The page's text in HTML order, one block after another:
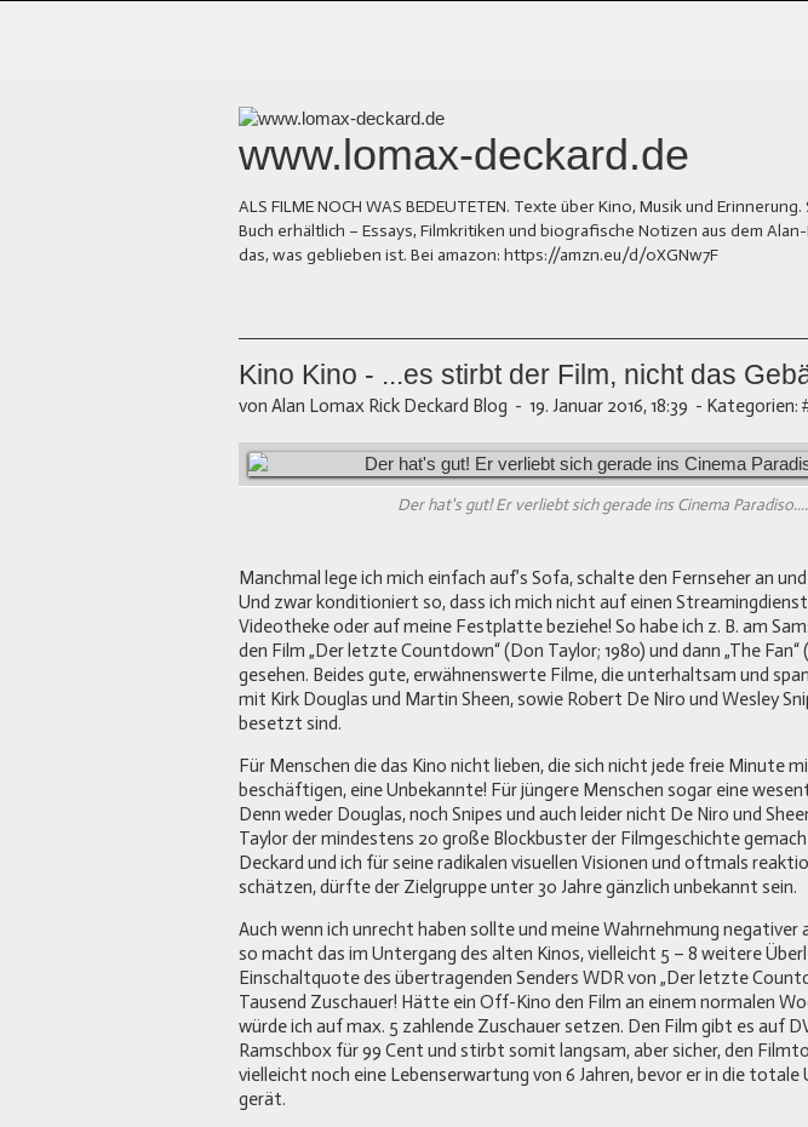
www.lomax-deckard.de
ALS FILME NOCH WAS BEDEUTETEN. Texte über Kino, Musik und
Buch erhältlich – Essays, Filmkritiken und biografische Notizen aus dem
das, was geblieben ist. Bei amazon: https://amzn.eu/d/0XGNw7F
Kino Kino - ...es stirbt der Film, nicht das
von Alan Lomax Rick Deckard Blog - 19. Januar 2016, 18:39 - Kategorien:
Der hat's gut! Er verliebt sich gerade ins Cinema Paradiso....
Manchmal lege ich mich einfach auf’s Sofa, schalte den Fernseher an
Und zwar konditioniert so, dass ich mich nicht auf einen
Videotheke oder auf meine Festplatte beziehe! So habe ich z. B. am
den Film „Der letzte Countdown“ (Don Taylor; 1980) und dann „The Fan“
gesehen. Beides gute, erwähnenswerte Filme, die unterhaltsam und
mit Kirk Douglas und Martin Sheen, sowie Robert De Niro und Wesley
besetzt sind.
Für Menschen die das Kino nicht lieben, die sich nicht jede freie Minute
beschäftigen, eine Unbekannte! Für jüngere Menschen sogar eine
Denn weder Douglas, noch Snipes und auch leider nicht De Niro und
Taylor der mindestens 20 große Blockbuster der Filmgeschichte
Deckard und ich für seine radikalen visuellen Visionen und oftmals
schätzen, dürfte der Zielgruppe unter 30 Jahre gänzlich unbekannt sein.
Auch wenn ich unrecht haben sollte und meine Wahrnehmung negativer
so macht das im Untergang des alten Kinos, vielleicht 5 – 8 weitere
Einschaltquote des übertragenden Senders WDR von „Der letzte
Tausend Zuschauer! Hätte ein Off-Kino den Film an einem normalen
würde ich auf max. 5 zahlende Zuschauer setzen. Den Film gibt es auf
Ramschbox für 99 Cent und stirbt somit langsam, aber sicher, den
vielleicht noch eine Lebenserwartung von 6 Jahren, bevor er in die totale
gerät.